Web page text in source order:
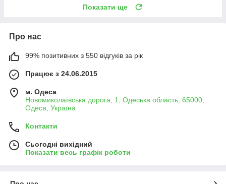
Показати ще
Про нас
99% позитивних з 550 відгуків за рік
Працює з 24.06.2015
м. Одеса
Новомиколаївська дорога, 1, Одеська область, 65000,
Одеса, Україна
Контакти
Сьогодні вихідний
Показати весь графік роботи